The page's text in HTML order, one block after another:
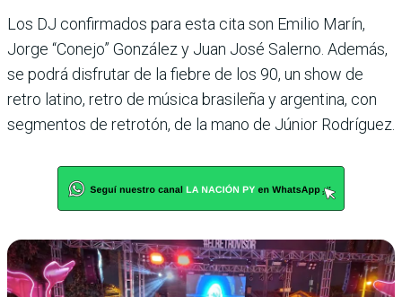
Los DJ confirmados para esta cita son Emilio Marín,
Jorge “Conejo” González y Juan José Salerno. Además,
se podrá disfrutar de la fiebre de los 90, un show de
retro latino, retro de música brasileña y argentina, con
segmentos de retrotón, de la mano de Júnior Rodríguez.